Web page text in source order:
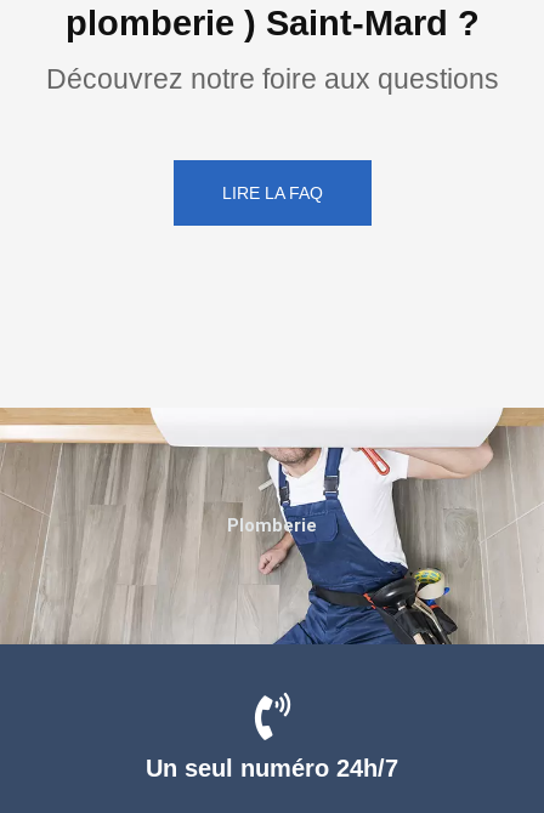
plomberie ) Saint-Mard ?
Découvrez notre foire aux questions
LIRE LA FAQ
Un seul numéro 24h/7
Plomberie